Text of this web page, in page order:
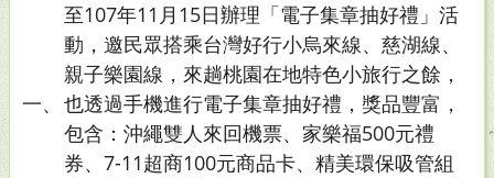
一、
至107年11月15日辦理「電子集章抽好禮」活
動，邀民眾搭乘台灣好行小烏來線、慈湖線、
親子樂園線，來趟桃園在地特色小旅行之餘，
也透過手機進行電子集章抽好禮，獎品豐富，
包含：沖繩雙人來回機票、家樂福500元禮
券、7-11超商100元商品卡、精美環保吸管組